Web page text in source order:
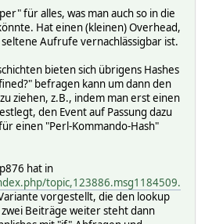
für alles, was man auch so in die
Hat einen (kleinen) Overhead,
Aufrufe vernachlässigbar ist.
bieten sich übrigens Hashes
befragen kann um dann den
ziehen, z.B., indem man erst einen
den Event auf Passung dazu
einen "Perl-Kommando-Hash"
hat in
topic,123886.msg1184509.
vorgestellt, die den lookup
Beiträge weiter steht dann